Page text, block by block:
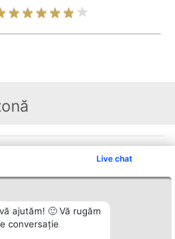
Live chat
ajutăm! 🙂 Vă rugăm
conversație
Politica de